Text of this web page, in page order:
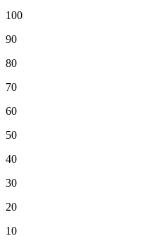
100
90
80
70
60
50
40
30
20
10